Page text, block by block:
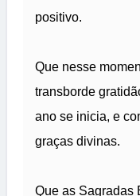
positivo.
Que nesse
transborde
ano se inicia, e
graças divinas.
Que as Sagradas